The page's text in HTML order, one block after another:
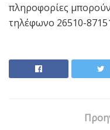
πληροφορίες
τηλέφωνο 26510-